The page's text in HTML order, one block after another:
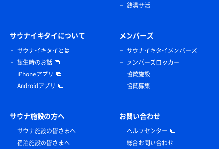
銭湯サ活
サウナイキタイについて
サウナイキタイとは
誕生時のお話
iPhoneアプリ
Androidアプリ
メンバーズ
サウナイキタイメンバーズ
メンバーズロッカー
協賛施設
協賛募集
サウナ施設の方へ
サウナ施設の皆さまへ
宿泊施設の皆さまへ
お問い合わせ
ヘルプセンター
総合お問い合わせ